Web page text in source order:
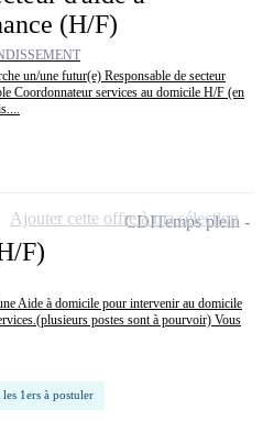
(H/F)
un/une futur(e) Responsable de secteur
Coordonnateur services au domicile H/F (en
F)
Aide à domicile pour intervenir au domicile
postes sont à pourvoir) Vous
1ers à postuler
CDITemps plein
Ajouter cette offre à ma sélection